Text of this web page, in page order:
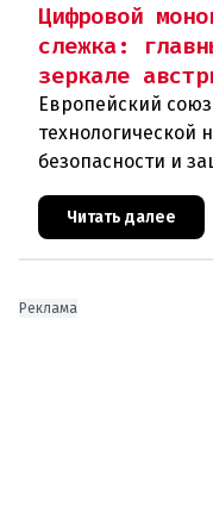
Цифровой
слежка:
зеркале
Европейский
технологической
безопасности и
последние
Брюсселя
Читать далее
Реклама